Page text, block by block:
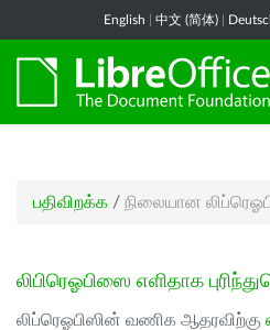
English 中文 (简体)
பதிவிறக்க / நிலையான
லிபிரெஓபிஸை எளிதாக
லிப்ரெஓபிஸின் வணிக ஆதரவிற்கு